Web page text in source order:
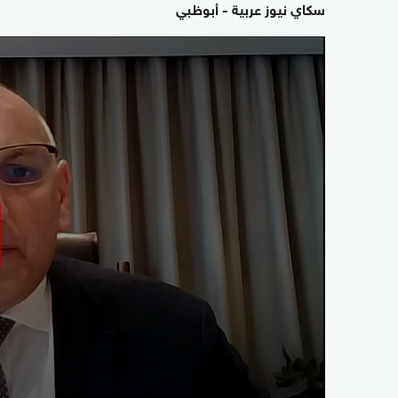
سكاي نيوز عربية - أبوظبي